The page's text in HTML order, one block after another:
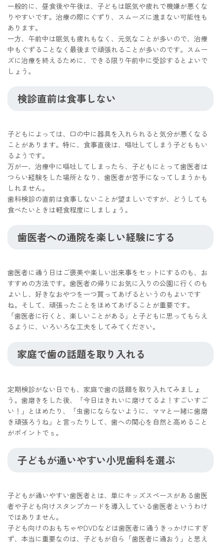
一般的に、昼食後や午後は、子どもは眠気や疲れで機嫌が悪くな
りやすいです。治療の際にぐずり、スムーズに進まない可能性も
あります。
一方、午前中は眠気も疲れもなく、元気なことが多いので、治療
中もぐずることなく最後まで頑張れることが多いのです。スムー
ズに治療を終えるために、できる限り午前中に受診するとよいで
しょう。
検診直前は食事しない
子どもによっては、口の中に器具を入れられると気分が悪くなる
ことがあります。特に、食事直後は、嘔吐してしまう子どももい
るようです。
万が一、治療中に嘔吐してしまったら、子どもにとって歯医者は
つらい経験をした場所となり、歯医者が苦手になってしまうかも
しれません。
歯科検診の直前は食事しないことが望ましいですが、どうしても
食べたいときは軽食程度にしましょう。
歯医者への通院を楽しい経験にする
歯医者に通う日はご褒美や楽しい出来事をセットにするのも、お
すすめの方法です。歯医者の帰りにお気に入りの公園に行くのも
よいし、好きなおやつを一つ買ってあげるというのもよいです
ね。そして、頑張ったことをほめてあげることが重要です。
「歯医者に行くと、楽しいことがある」と子どもに思ってもらえ
るように、いろいろな工夫をしてみてください。
家庭で歯の話題を取り入れる
定期検診がない日でも、家庭で歯の話題を取り入れてみましょ
う。歯磨きをした後、「今日はきれいに磨けてるよ！すごいすご
い！」とほめたり、「虫歯にならないように、ママと一緒に歯磨
き頑張ろうね」と言ったりして、歯への関心を自然と高めること
がポイントでｓ。
子どもが通いやすい小児歯科を選ぶ
子どもが通いやすい歯医者とは、単にキッズスペースがある歯医
者や子ども向けスタンプカードを導入している歯医者というわけ
ではありません。
子ども向けのおもちゃやDVDなどは歯医者に通うきっかけにすぎ
ず、本当に重要なのは、子どもが自ら「歯医者に通おう」と思え